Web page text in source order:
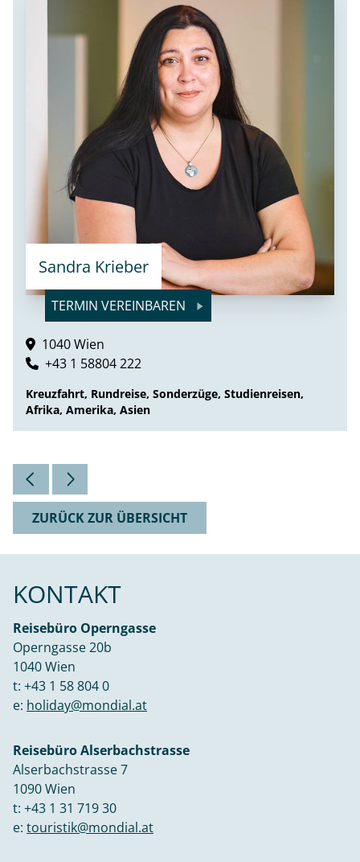
Sandra Krieber
TERMIN VEREINBAREN
1040 Wien
+43 1 58804 222
Kreuzfahrt, Rundreise, Sonderzüge, Studienreisen,
Afrika, Amerika, Asien
ZURÜCK ZUR ÜBERSICHT
KONTAKT
Reisebüro Operngasse
Operngasse 20b
1040 Wien
t: +43 1 58 804 0
e: holiday@mondial.at
Reisebüro Alserbachstrasse
Alserbachstrasse 7
1090 Wien
t: +43 1 31 719 30
e: touristik@mondial.at